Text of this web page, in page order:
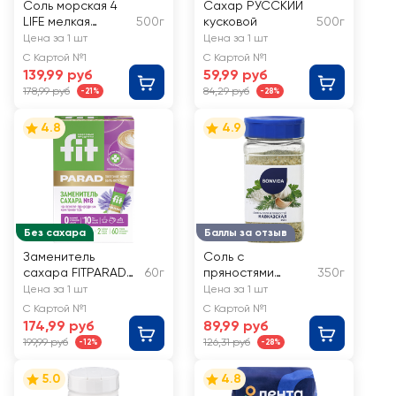
Соль морская 4
LIFE мелкая
йодированная
высший сорт
помол №0
500г
Цена за 1 шт
С Картой №1
139,99 руб
178,99 руб -21%
Сахар РУССКИЙ
кусковой
500г
Цена за 1 шт
С Картой №1
59,99 руб
84,29 руб -28%
Без сахара
4.8
Заменитель
сахара FITPARAD
Стевия №8
60г
Цена за 1 шт
С Картой №1
174,99 руб
199,99 руб -12%
Баллы за отзыв
4.9
Соль с
пряностями
BONVIDA
Кавказская
350г
Цена за 1 шт
С Картой №1
89,99 руб
126,31 руб -28%
5.0 4.8